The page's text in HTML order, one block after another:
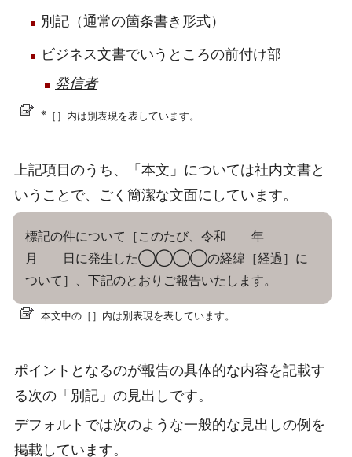
別記（通常の箇条書き形式）
ビジネス文書でいうところの前付け部
発信者
※ ［］内は別表現を表しています。
上記項目のうち、「本文」については社内文書と
いうことで、ごく簡潔な文面にしています。
標記の件について［このたび、令和 年
月 日に発生した◯◯◯◯の経緯［経過］に
ついて］、下記のとおりご報告いたします。
本文中の［］内は別表現を表しています。
ポイントとなるのが報告の具体的な内容を記載す
る次の「別記」の見出しです。
デフォルトでは次のような一般的な見出しの例を
掲載しています。